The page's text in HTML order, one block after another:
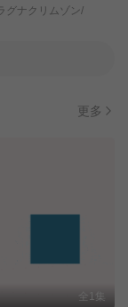
ラグナクリムゾン/
更多
全1集